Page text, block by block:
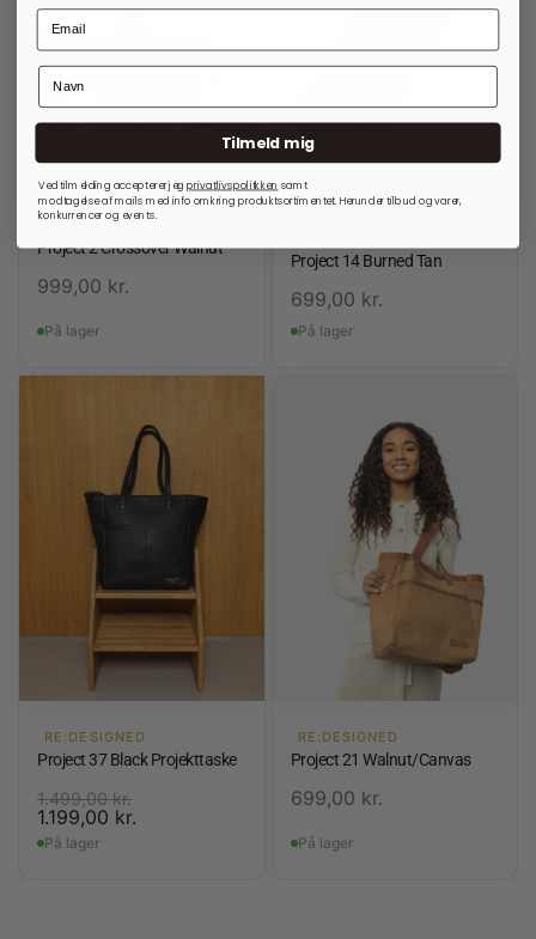
RE:DESIGNED
Project 2 Crossover Walnut
999,00 kr.
På lager
Project 14 Burned Tan
699,00 kr.
På lager
RE:DESIGNED
Project 37 Black Projekttaske
1.499,00kr.
1.199,00 kr.
På lager
RE:DESIGNED
Project 21 Walnut/Canvas
699,00 kr.
På lager
Tilmeld mig
Ved tilmelding accepterer jegprivatlivspolitkken samt
modtagelse af mails med info omkring produktsortimentet. Herunder tilbud og varer,
konkurrencer og events.